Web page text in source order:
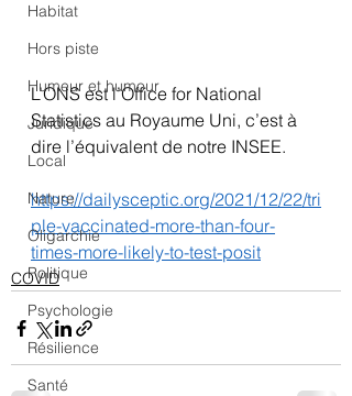
Habitat
Hors piste
Humeur et humour
Juridique
Local
Nature
Oligarchie
Politique
Psychologie
Résilience
Santé
L’ONS est l’Office for National
Statistics au Royaume Uni, c’est à
dire l’équivalent de notre INSEE.
https://dailysceptic.org/2021/12/22/tri
ple-vaccinated-more-than-four-
times-more-likely-to-test-posit
COVID